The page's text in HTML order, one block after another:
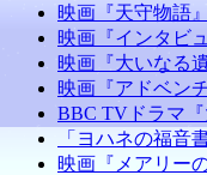
映画『天守物語』
映画『インタビ
映画『大いなる
映画『アドベン
BBC TVドラマ『
「ヨハネの福音
映画『メアリー